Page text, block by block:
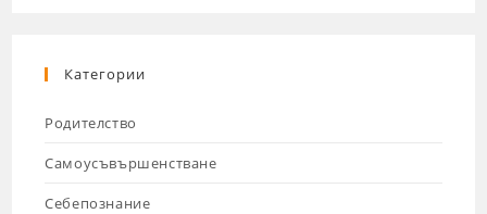
Категории
Родителство
Самоусъвършенстване
Себепознание